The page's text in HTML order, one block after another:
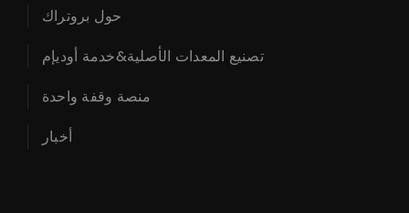
حول بروتراك
تصنيع المعدات الأصلية&خدمة أوديإم
منصة وقفة واحدة
أخبار